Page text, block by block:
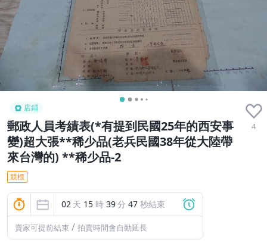
店鋪
郵政人員考績表(*有提到民國25年的西安事
變)超大張**稀少品(老兵民國38年從大陸帶
來台灣的) **稀少品-2
4
競標
02 天 15 時 39分 46 秒結束
賣家可提前結束 / 拍賣時間會自動延長